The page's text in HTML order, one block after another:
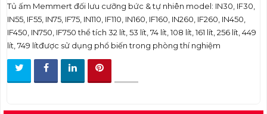
t
i
o
Tủ ấm Memmert đối lưu cưỡng bức & tự nhiên model: IN30, IF30,
IN55, IF55, IN75, IF75, IN110, IF110, IN160, IF160, IN260, IF260, IN450,
IF450, IN750, IF750 thể tích 32 lít, 53 lít, 74 lít, 108 lít, 161 lít, 256 lít, 449
lít, 749 lítđược sử dụng phổ biến trong phòng thí nghiệm